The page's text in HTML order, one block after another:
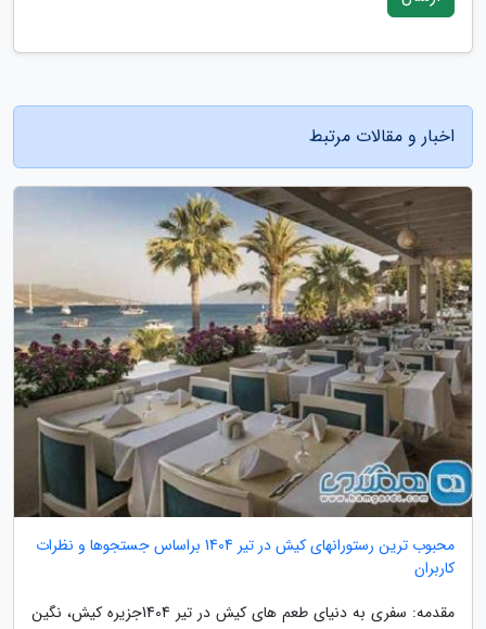
اخبار و مقالات مرتبط
محبوب ترین رستورانهای کیش در تیر 1404 براساس جستجوها و نظرات
کاربران
مقدمه: سفری به دنیای طعم های کیش در تیر 1404جزیره کیش، نگین